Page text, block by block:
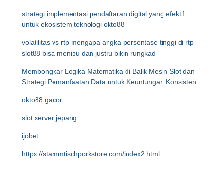
strategi implementasi pendaftaran digital yang efektif
untuk ekosistem teknologi okto88
volatilitas vs rtp mengapa angka persentase tinggi di rtp
slot88 bisa menipu dan justru bikin rungkad
Membongkar Logika Matematika di Balik Mesin Slot dan
Strategi Pemanfaatan Data untuk Keuntungan Konsisten
okto88 gacor
slot server jepang
ijobet
https://stammtischporkstore.com/index2.html